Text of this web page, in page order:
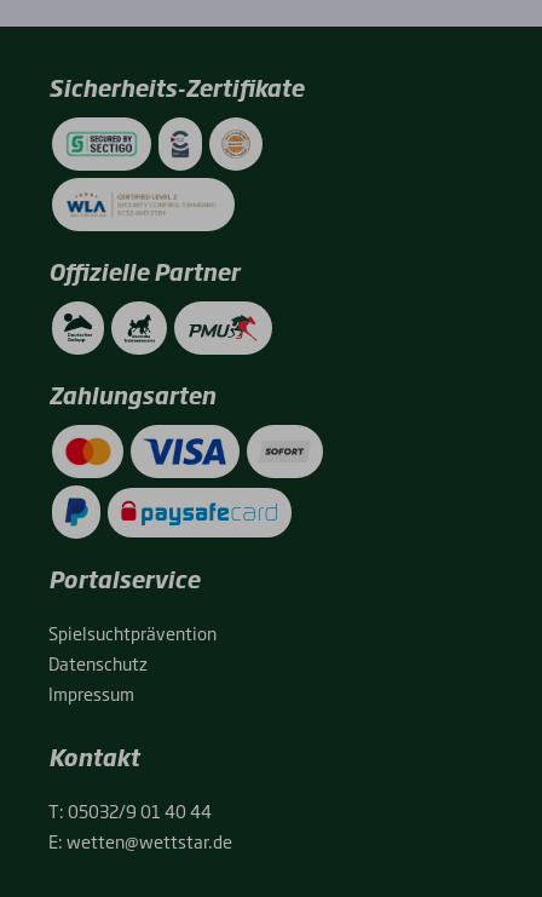
Sicherheits-Zertifikate
Offizielle Partner
Zahlungsarten
Portalservice
Spiel­sucht­prä­ven­ti­on
Daten­schutz
Impres­sum
Kontakt
T:05032/9 01 40 44
E:wetten@wettstar.de